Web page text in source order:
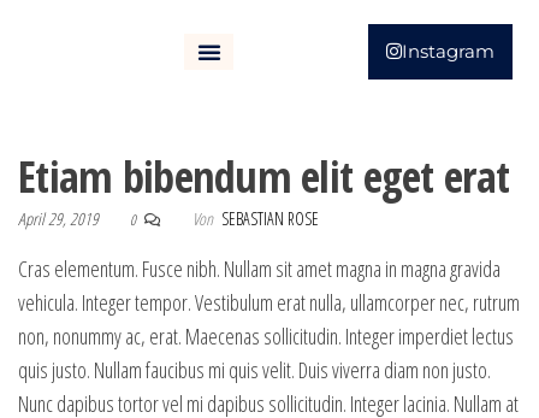
Instagram
Etiam bibendum elit eget erat
April 29, 2019 0 Von SEBASTIAN ROSE
Cras elementum. Fusce nibh. Nullam sit amet magna in magna gravida
vehicula. Integer tempor. Vestibulum erat nulla, ullamcorper nec, rutrum
non, nonummy ac, erat. Maecenas sollicitudin. Integer imperdiet lectus
quis justo. Nullam faucibus mi quis velit. Duis viverra diam non justo.
Nunc dapibus tortor vel mi dapibus sollicitudin. Integer lacinia. Nullam at